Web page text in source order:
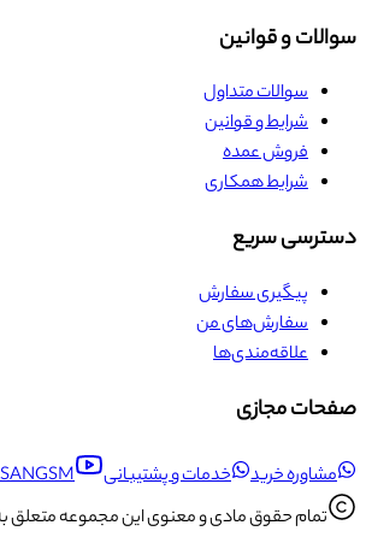
سوالات و قوانین
سوالات متداول
شرایط و قوانین
فروش عمده
شرایط همکاری
دسترسی سریع
پیگیری سفارش
سفارش‌های من
علاقه‌مندی‌ها
صفحات مجازی
مشاوره خرید خدمات و پشتیبانی
تمام حقوق مادی و معنوی این مجموعه متعلق